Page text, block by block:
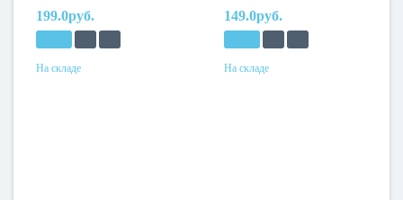
199.0руб.
На складе
149.0руб.
На складе